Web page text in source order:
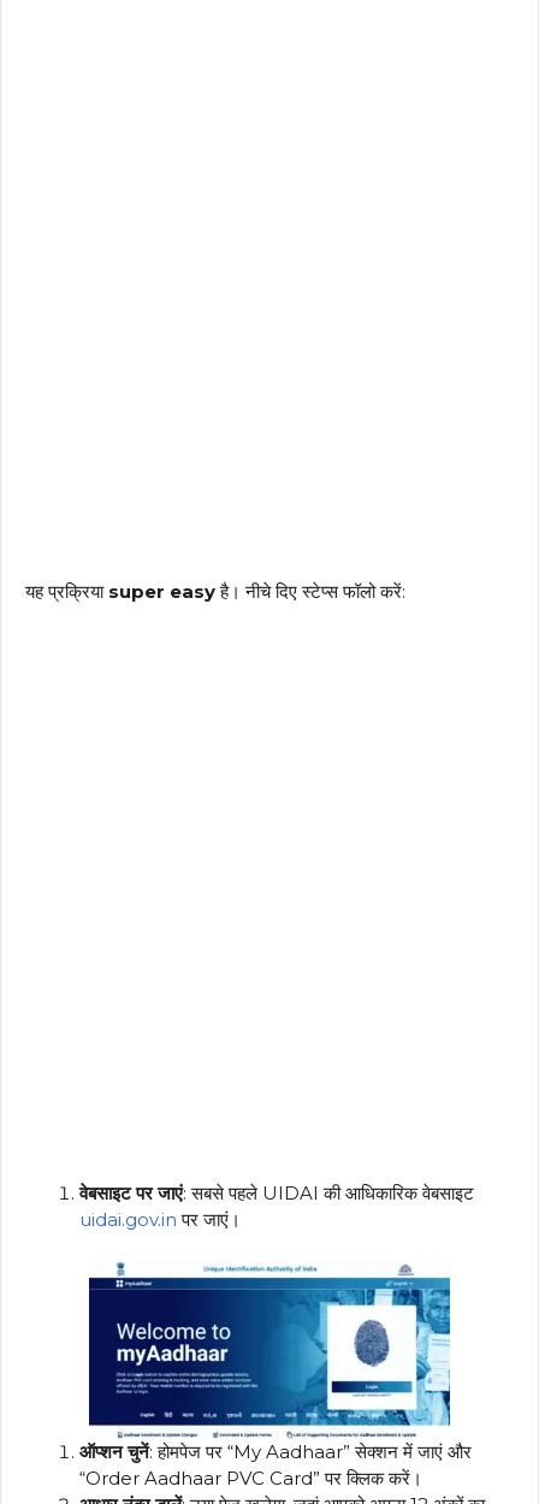
यह प्रक्रिया super easyहै। नीचे दिए स्टेप्स फॉलो करें:
वेबसाइट पर जाएं: सबसे पहले UIDAI की आधिकारिक वेबसाइट
uidai.gov.in पर जाएं।
ऑप्शन चुनें: होमपेज पर “My Aadhaar” सेक्शन में जाएं और
“Order Aadhaar PVC Card” पर क्लिक करें।